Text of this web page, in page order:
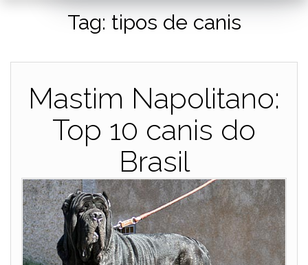
Tag: tipos de canis
Mastim Napolitano:
Top 10 canis do
Brasil